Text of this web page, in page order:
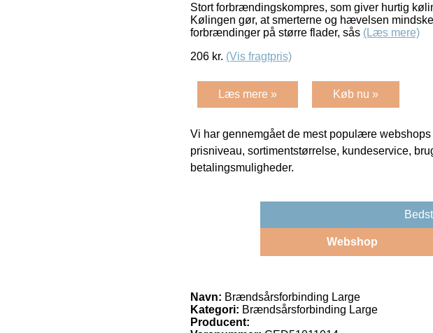
Stort forbrændingskompres, som giver hurtig
Kølingen gør, at smerterne og hævelsen
forbrændinger på større flader, sås (Læs mere)
206 kr. (Vis fragtpris)
Læs mere » Køb nu »
Vi har gennemgået de mest populære
prisniveau, sortimentstørrelse, kundeservice,
betalingsmuligheder.
Webshop
Navn: Brændsårsforbinding Large
Kategori: Brændsårsforbinding Large
Producent: